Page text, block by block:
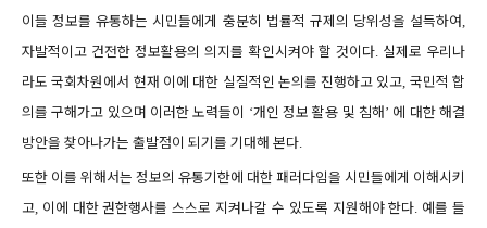
이들 정보를 유통하는 시민들에게 충분히 법률적 규제의 당위성을 설득하여,
자발적이고 건전한 정보활용의 의지를 확인시켜야 할 것이다. 실제로 우리나
라도 국회차원에서 현재 이에 대한 실질적인 논의를 진행하고 있고, 국민적 합
의를 구해가고 있으며 이러한 노력들이 ‘개인 정보 활용 및 침해’ 에 대한 해결
방안을 찾아나가는 출발점이 되기를 기대해 본다.
또한 이를 위해서는 정보의 유통기한에 대한 패러다임을 시민들에게 이해시키
고, 이에 대한 권한행사를 스스로 지켜나갈 수 있도록 지원해야 한다. 예를 들